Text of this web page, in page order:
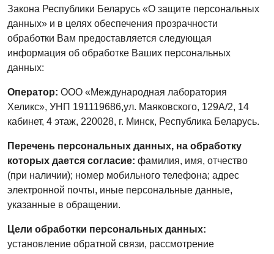
Закона Республики Беларусь «О защите персональных
данных» и в целях обеспечения прозрачности
обработки Вам предоставляется следующая
информация об обработке Ваших персональных
данных:
Оператор: ООО «Международная лаборатория
Хеликс», УНП 191119686,ул. Маяковского, 129А/2, 14
кабинет, 4 этаж, 220028, г. Минск, Республика Беларусь.
Перечень персональных данных, на обработку
которых дается согласие: фамилия, имя, отчество
(при наличии); номер мобильного телефона; адрес
электронной почты, иные персональные данные,
указанные в обращении.
Цели обработки персональных данных:
установление обратной связи, рассмотрение